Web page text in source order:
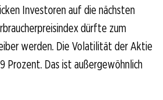
Investoren auf die nächsten
dürfte zum
werden. Die Volatilität der Aktie
Prozent. Das ist außergewöhnlich